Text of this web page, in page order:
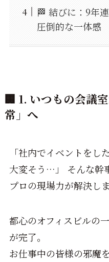
🏁 結びに：9年
圧倒的な一体感
🏢 1. いつもの会議
常」へ
「社内でイベントを
大変そう…」 そんな幹
プロの現場力が解決しま
都心のオフィスビルの一
が完了。
お仕事中の皆様の邪魔